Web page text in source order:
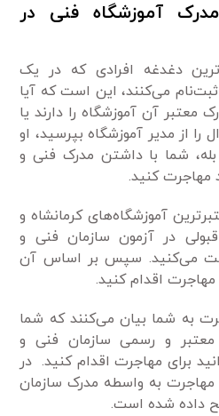
آموزشگاه فنی در
دغدغه افرادی که در یک
می‌کنند، این است که آیا
معتبر آن آموزشگاه را دارند یا
از مدیر آموزشگاه بپرسید، او
شما با داشتن مدرک فنی و
مهاجرت کنید.
آموزشگاه‌های کرمانشاه و
در آزمون سازمان فنی و
می‌کنید. سپس بر اساس آن
اقدام کنید.
به شما بیان می‌کنند که شما
و رسمی سازمان فنی و
برای مهاجرت اقدام کنید. در
مهاجرت به واسطه مدرک سازمان
داده شده است.